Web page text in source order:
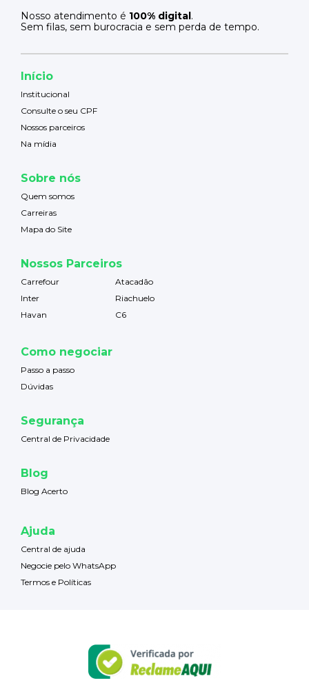
Nosso atendimento é 100% digital.
Sem filas, sem burocracia e sem perda de tempo.
Início
Institucional
Consulte o seu CPF
Nossos parceiros
Na mídia
Sobre nós
Quem somos
Carreiras
Mapa do Site
Nossos Parceiros
Carrefour
Atacadão
Inter
Riachuelo
Havan
C6
Como negociar
Passo a passo
Dúvidas
Segurança
Central de Privacidade
Blog
Blog Acerto
Ajuda
Central de ajuda
Negocie pelo WhatsApp
Termos e Políticas